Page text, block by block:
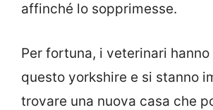
affinché lo sopprimesse.
Per fortuna, i veterinari
questo yorkshire e si stanno
trovare una nuova casa che